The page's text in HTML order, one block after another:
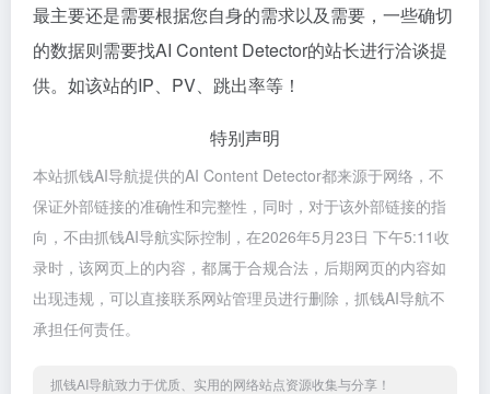
最主要还是需要根据您自身的需求以及需要，一些确切
的数据则需要找AI Content Detector的站长进行洽谈提
供。如该站的IP、PV、跳出率等！
特别声明
本站抓钱AI导航提供的AI Content Detector都来源于网络，不
保证外部链接的准确性和完整性，同时，对于该外部链接的指
向，不由抓钱AI导航实际控制，在2026年5月23日 下午5:11收
录时，该网页上的内容，都属于合规合法，后期网页的内容如
出现违规，可以直接联系网站管理员进行删除，抓钱AI导航不
承担任何责任。
抓钱AI导航致力于优质、实用的网络站点资源收集与分享！